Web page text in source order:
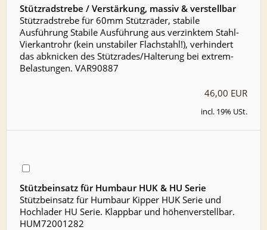
Stützradstrebe / Verstärkung, massiv & verstellbar
Stützradstrebe für 60mm Stützräder, stabile
Ausführung Stabile Ausführung aus verzinktem Stahl-
Vierkantrohr (kein unstabiler Flachstahl!), verhindert
das abknicken des Stützrades/Halterung bei extrem-
Belastungen. VAR90887
46,00 EUR
incl. 19% USt.
Stützbeinsatz für Humbaur HUK & HU Serie
Stützbeinsatz für Humbaur Kipper HUK Serie und
Hochlader HU Serie. Klappbar und höhenverstellbar.
HUM72001282